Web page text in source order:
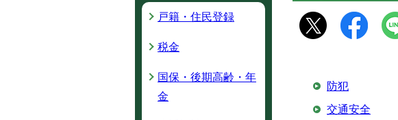
防犯
交通安全
戸籍・住民登録
税金
国保・後期高齢・年
金